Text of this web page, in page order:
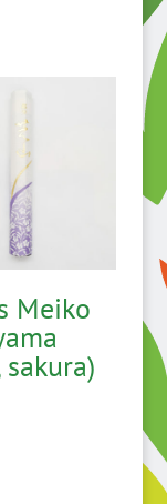
Meiko
sakura)